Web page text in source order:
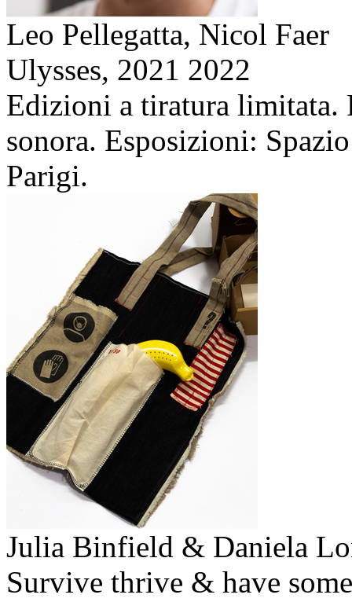
Leo Pellegatta, Nicol Faer
Ulysses, 2021 2022
Edizioni a tiratura limitata.
sonora. Esposizioni:
Parigi.
Julia Binfield & Daniela
Survive thrive & have